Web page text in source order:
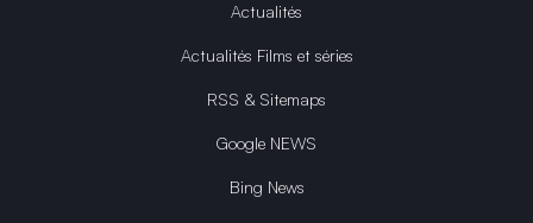
Actualités
Actualités Films et séries
RSS & Sitemaps
Google NEWS
Bing News